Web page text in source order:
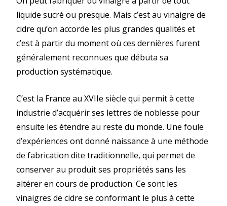
liquide sucré ou presque. Mais c’est au vinaigre de
cidre qu’on accorde les plus grandes qualités et
c’est à partir du moment où ces dernières furent
généralement reconnues que débuta sa
production systématique.
C’est la France au XVIIe siècle qui permit à cette
industrie d’acquérir ses lettres de noblesse pour
ensuite les étendre au reste du monde. Une foule
d’expériences ont donné naissance à une méthode
de fabrication dite traditionnelle, qui permet de
conserver au produit ses propriétés sans les
altérer en cours de production. Ce sont les
vinaigres de cidre se conformant le plus à cette